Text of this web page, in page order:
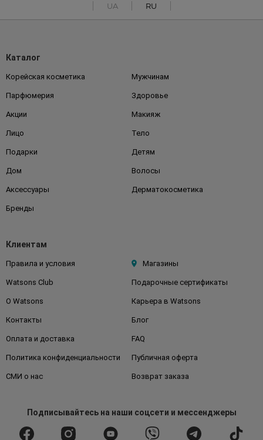
UA RU
Каталог
Корейская косметика Мужчинам
Парфюмерия Здоровье
Акции Макияж
Лицо Тело
Подарки Детям
Дом Волосы
Аксессуары Дерматокосметика
Бренды
Клиентам
Правила и условия Магазины
Watsons Club Подарочные сертификаты
О Watsons Карьера в Watsons
Контакты Блог
Оплата и доставка FAQ
Политика конфиденциальности Публичная оферта
СМИ о нас Возврат заказа
Подписывайтесьна наши соцсети и мессенджеры